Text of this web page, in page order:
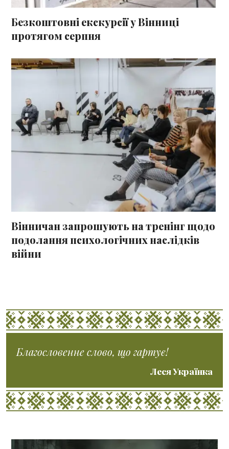
Безкоштовні екскурсії у Вінниці
протягом серпня
Вінничан запрошують на тренінг щодо
подолання психологічних наслідків
війни
Благословенне слово, що гартує!
Леся Українка